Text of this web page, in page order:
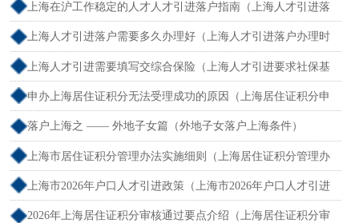
上海在沪工作稳定的人才人才引进落户指南（上海人才引进落
户怎么办理）
上海人才引进落户需要多久办理好（上海人才引进落户办理时
限）
上海人才引进需要填写交综合保险（上海人才引进要求社保基
数吗）
申办上海居住证积分无法受理成功的原因（上海居住证积分申
请受理通过,等待审批）
落户上海之 —— 外地子女篇（外地子女落户上海条件）
上海市居住证积分管理办法实施细则（上海居住证积分管理办
法最全解读）
上海市2026年户口人才引进政策（上海市2026年户口人才引进
政策文件）
2026年上海居住证积分审核通过要点介绍（上海居住证积分审